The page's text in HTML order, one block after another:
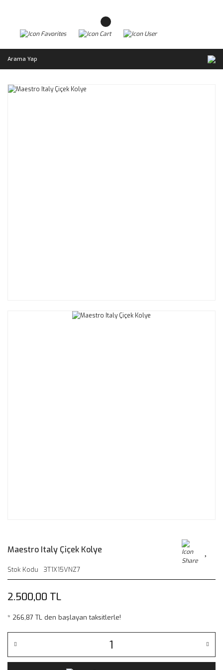
Arama Yap
Maestro Italy Çiçek Kolye
Stok Kodu 3T1X15VNZ7
2.500,00 TL
* 266,87 TL den başlayan taksitlerle!